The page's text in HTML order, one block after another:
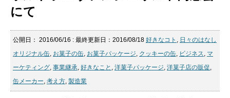
にて
公開日： 2016/06/16 : 最終更新日：2016/08/18 好きなコト , 日々のはなし
オリジナル缶, お菓子の缶, お菓子パッケージ, クッキーの缶, ビジネス, マ
ーケティング, 事業継承, 好きなこと , 洋菓子パッケージ, 洋菓子店の販促,
缶メーカー, 考え方, 製造業